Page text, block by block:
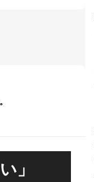
」